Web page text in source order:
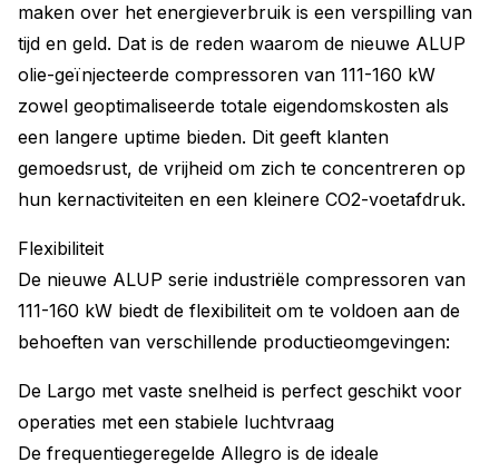
maken over het energieverbruik is een verspilling van
tijd en geld. Dat is de reden waarom de nieuwe ALUP
olie-geïnjecteerde compressoren van 111-160 kW
zowel geoptimaliseerde totale eigendomskosten als
een langere uptime bieden. Dit geeft klanten
gemoedsrust, de vrijheid om zich te concentreren op
hun kernactiviteiten en een kleinere CO2-voetafdruk.
Flexibiliteit
De nieuwe ALUP serie industriële compressoren van
111-160 kW biedt de flexibiliteit om te voldoen aan de
behoeften van verschillende productieomgevingen:
De Largo met vaste snelheid is perfect geschikt voor
operaties met een stabiele luchtvraag
De frequentiegeregelde Allegro is de ideale